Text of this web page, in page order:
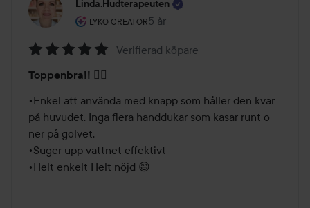
Linda.hudterapeuten
LYKO CREATOR
Användarens roll: Lyko Creator.
5 år
Inlägget skapades 5 år
5
av
5
Verifierad köpare
Toppenbra!! 👌🏻
•Enkel att använda med knapp som håller den kvar
på huvudet. Inga flera handdukar som kasar runt o
ner på golvet.
•Suger upp vattnet effektivt